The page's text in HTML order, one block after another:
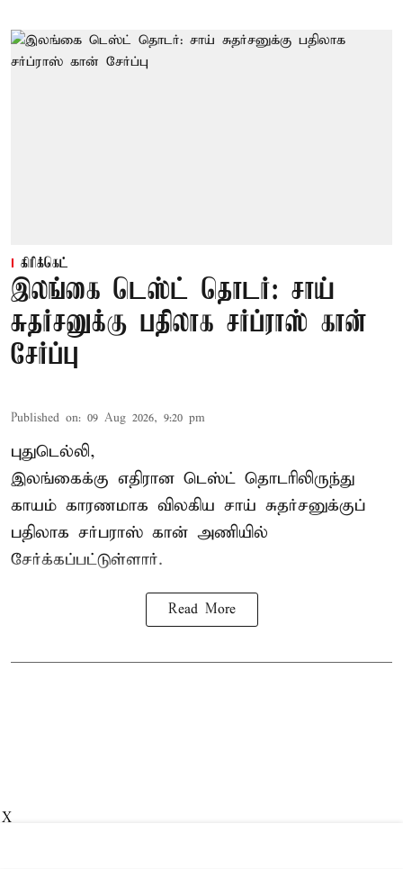
கிரிக்கெட்
இலங்கை டெஸ்ட் தொடர்: சாய்
சுதர்சனுக்கு பதிலாக சர்ப்ராஸ் கான்
சேர்ப்பு
Published on: 09 Aug 2026, 9:20 pm
புதுடெல்லி,
இலங்கைக்கு எதிரான டெஸ்ட் தொடரிலிருந்து
காயம் காரணமாக விலகிய சாய் சுதர்சனுக்குப்
பதிலாக சர்பராஸ் கான் அணியில்
சேர்க்கப்பட்டுள்ளார்.
Read More
X